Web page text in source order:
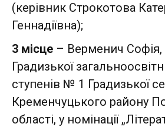
(керівник Строкотова
Геннадіївна);
3 місце – Верменич Софія,
Градизької
ступенів № 1 Градизької
Кременчуцького району
області, у номінації